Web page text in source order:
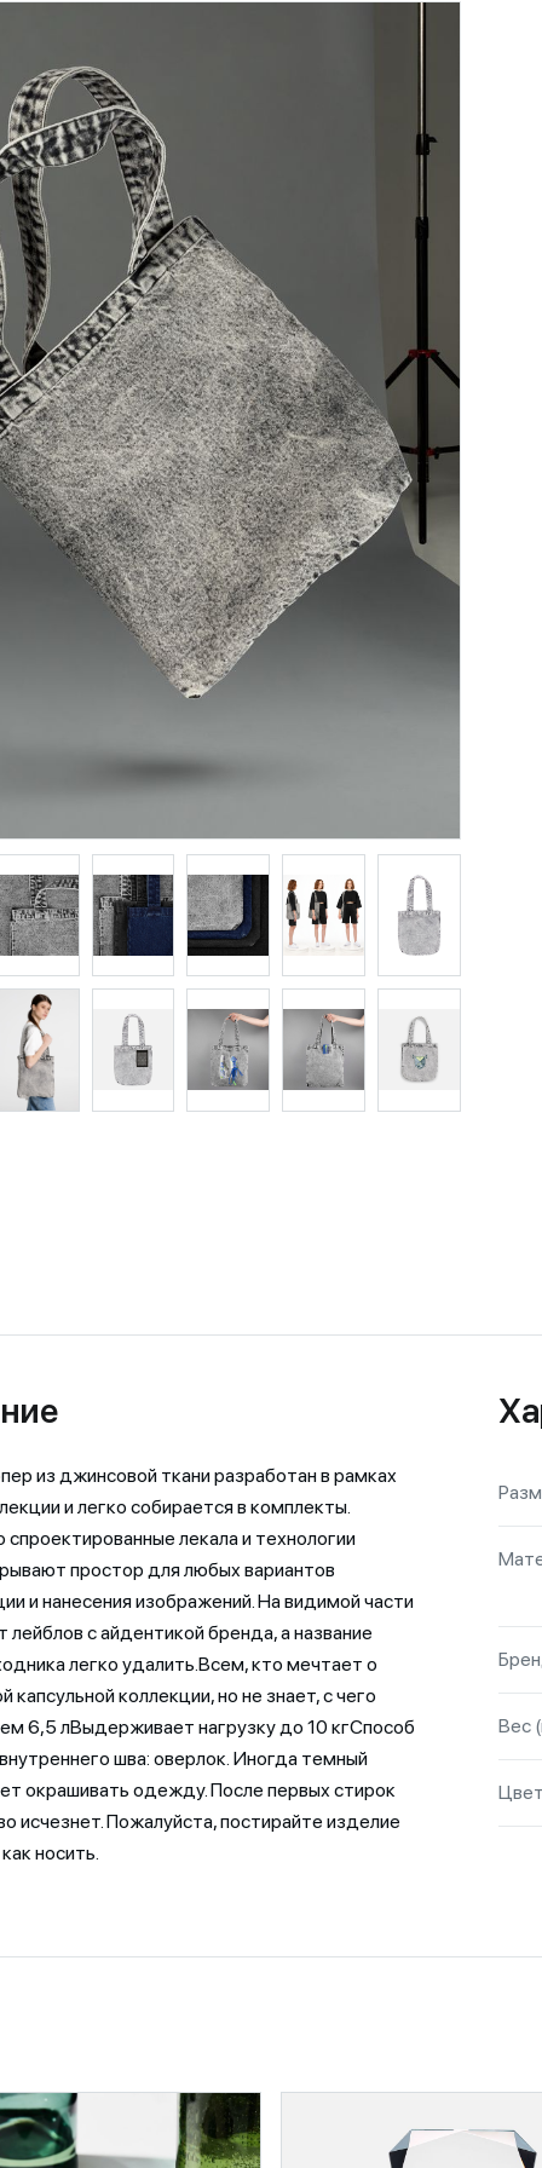
из джинсовой ткани разработан в рамках
и легко собирается в комплекты.
спроектированные лекала и технологии
простор для любых вариантов
и нанесения изображений. На видимой части
лейблов с айдентикой бренда, а название
легко удалить.Всем, кто мечтает о
капсульной коллекции, но не знает, с чего
6,5 лВыдерживает нагрузку до 10 кгСпособ
шва: оверлок. Иногда темный
окрашивать одежду. После первых стирок
исчезнет. Пожалуйста, постирайте изделие
носить.
Вес